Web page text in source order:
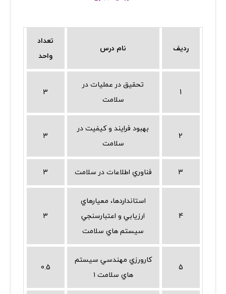
ردیف نام درس
تعداد
واحد
1
تحقیق در عملیات در
سلامت
3
2
بهبود فرايند و كيفيت در
سلامت
3
3 فناوري اطلاعات در سلامت 3
4
استانداردها، معيارهاي
ارزيابي و اعتبارسنجي
سيستم هاي سلامت
3
5
كارورزي مهندسي سيستم
هاي سلامت ۱
0.5